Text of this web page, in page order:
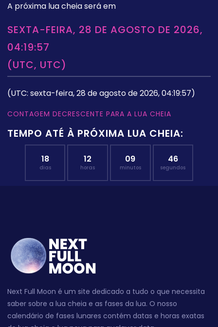
A próxima lua cheia será em
SEXTA-FEIRA, 28 DE AGOSTO DE 2026,
04:19:57
(UTC, UTC)
(UTC: sexta-feira, 28 de agosto de 2026, 04:19:57)
CONTAGEM DECRESCENTE PARA A LUA CHEIA
TEMPO ATÉ À PRÓXIMA LUA CHEIA:
18
dias
12
horas
09
minutos
45
segundos
Next Full Moon é um site dedicado a tudo o que necessita
saber sobre a lua cheia e as fases da lua. O nosso
calendário de fases lunares contém datas e horas exatas